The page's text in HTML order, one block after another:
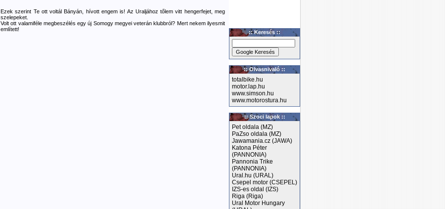
Ezek szerint Te ott voltál Bányán, hívott engem is! Az Uraljához tőlem vitt hengerfejet, meg
szelepeket.
Volt ott valamiféle megbeszélés egy új Somogy megyei veterán klubbról? Mert nekem ilyesmit
említett!
:: Keresés ::
:: Olvasnivaló ::
totalbike.hu
motor.lap.hu
www.simson.hu
www.motorostura.hu
:: Szoci lapok ::
Pet oldala (MZ)
PaZso oldala (MZ)
Jawamania.cz (JAWA)
Katona Péter
(PANNONIA)
Pannonia Trike
(PANNONIA)
Ural.hu (URAL)
Csepel motor (CSEPEL)
IZS-es oldal (IZS)
Riga (Riga)
Ural Motor Hungary